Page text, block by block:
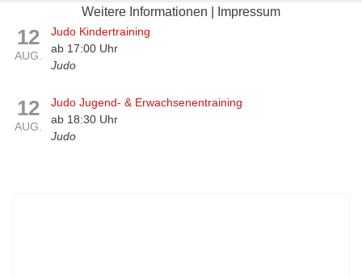
12
AUG.
Judo Kindertraining
ab 17:00 Uhr
Judo
12
AUG.
Judo Jugend- & Erwachsenentraining
ab 18:30 Uhr
Judo
Weitere Informationen
Impressum